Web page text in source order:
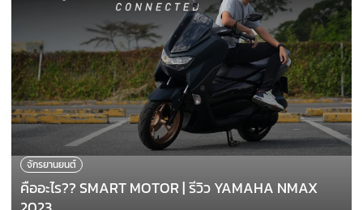
จักรยานยนต์
คืออะไร?? SMART MOTOR | รีวิว YAMAHA NMAX